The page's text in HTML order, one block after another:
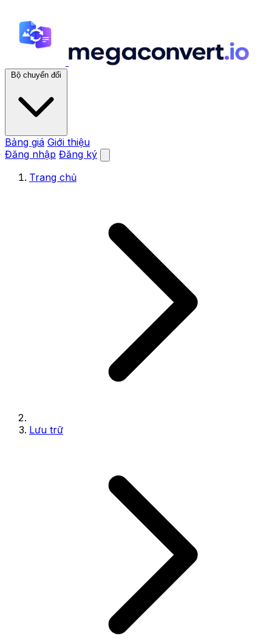
Bộ chuyển đổi
Bảng giá Giới thiệu
Đăng nhập Đăng ký
Trang chủ
Lưu trữ